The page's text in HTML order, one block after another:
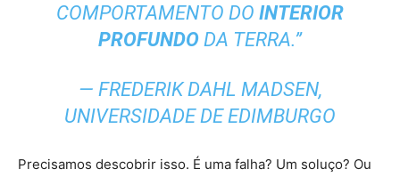
COMPORTAMENTO DO INTERIOR
PROFUNDO DA TERRA.”
— FREDERIK DAHL MADSEN,
UNIVERSIDADE DE EDIMBURGO
Precisamos descobrir isso. É uma falha? Um soluço? Ou